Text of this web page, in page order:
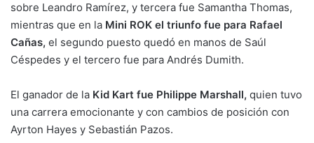
sobre Leandro Ramírez, y tercera fue Samantha Thomas,
mientras que en la Mini ROK el triunfo fue para Rafael
Cañas, el segundo puesto quedó en manos de Saúl
Céspedes y el tercero fue para Andrés Dumith.
El ganador de la Kid Kart fue Philippe Marshall, quien tuvo
una carrera emocionante y con cambios de posición con
Ayrton Hayes y Sebastián Pazos.